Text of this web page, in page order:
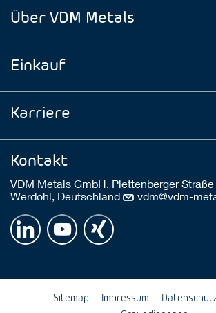
Über VDM Metals
Einkauf
Karriere
Kontakt
VDM Metals GmbH, Plettenberger Straße
Werdohl, Deutschland
vdm@vdm-
Sitemap Impressum